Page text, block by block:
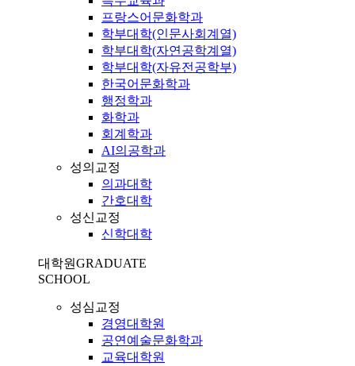
프랑스어문화학과
학부대학(인문사회계열)
학부대학(자연공학계열)
학부대학(자유전공학부)
한국어문화학과
행정학과
화학과
회계학과
AI의공학과
성의교정
의과대학
간호대학
성신교정
신학대학
대학원GRADUATE
SCHOOL
성심교정
경영대학원
공연예술문화학과
교육대학원